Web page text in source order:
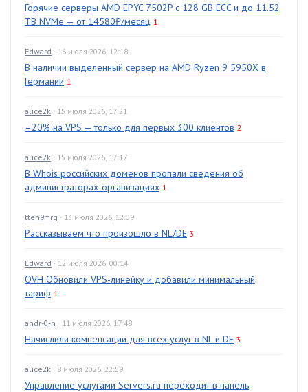
Горячие серверы AMD EPYC 7502P с 128 GB ECC и до 11.52
TB NVMe — от 14580₽/месяц 1
Edward · 16 июля 2026, 12:18
В наличии выделенный сервер на AMD Ryzen 9 5950X в
Германии 1
alice2k · 15 июля 2026, 17:21
–20% на VPS — только для первых 300 клиентов 2
alice2k · 15 июля 2026, 17:17
В Whois российских доменов пропали сведения об
администраторах-организациях 1
tten9mrg · 13 июля 2026, 12:09
Рассказываем что произошло в NL/DE 3
Edward · 12 июля 2026, 00:14
OVH Обновили VPS-линейку и добавили минимальный
тариф 1
andr-0-n · 11 июля 2026, 17:48
Начислили компенсации для всех услуг в NL и DE 3
alice2k · 8 июля 2026, 22:59
Управление услугами Servers.ru переходит в панель